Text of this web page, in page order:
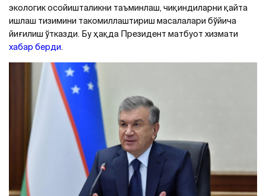
экологик осойишталикни таъминлаш, чиқиндиларни қайта
ишлаш тизимини такомиллаштириш масалалари бўйича
йиғилиш ўтказди. Бу ҳақда Президент матбуот хизмати
хабар берди.